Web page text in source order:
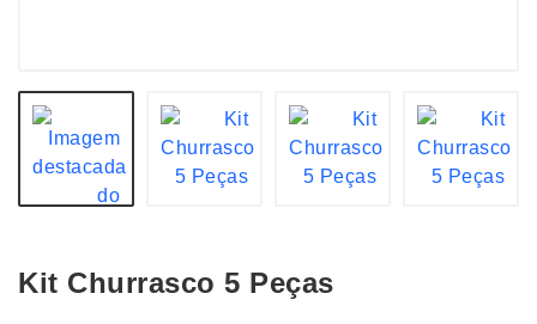
Kit Churrasco 5 Peças